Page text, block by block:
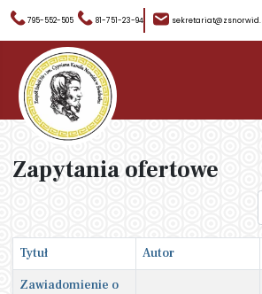
795-552-505 81-751-23-94
Zapytania ofertowe
Tytuł Autor
Zawiadomienie o